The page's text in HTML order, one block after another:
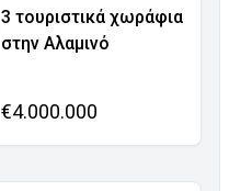
3 τουριστικά χωράφια
στην Αλαμινό
€4.000.000